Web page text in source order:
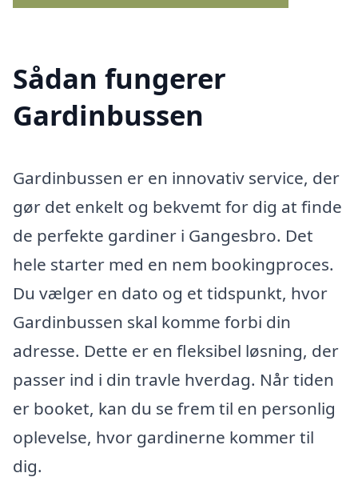
Sådan fungerer
Gardinbussen
Gardinbussen er en innovativ service, der
gør det enkelt og bekvemt for dig at finde
de perfekte gardiner i Gangesbro. Det
hele starter med en nem bookingproces.
Du vælger en dato og et tidspunkt, hvor
Gardinbussen skal komme forbi din
adresse. Dette er en fleksibel løsning, der
passer ind i din travle hverdag. Når tiden
er booket, kan du se frem til en personlig
oplevelse, hvor gardinerne kommer til
dig.